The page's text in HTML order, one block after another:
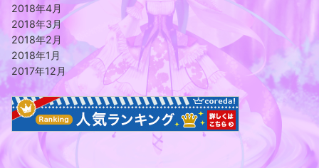
2018年4月
2018年3月
2018年2月
2018年1月
2017年12月